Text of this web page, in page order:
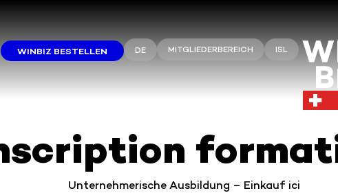
WINBIZ BESTELLEN DE MITGLIEDERBEREICH ISL
Unternehmerische Ausbildung – Einkauf ici